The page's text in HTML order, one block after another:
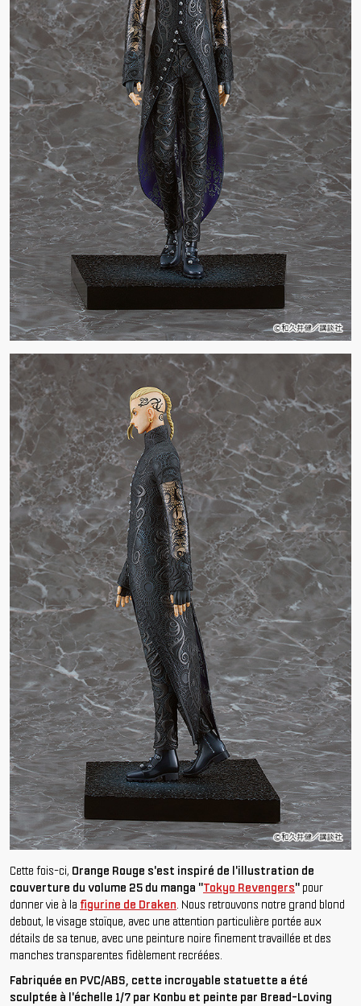
Cette fois-ci, Orange Rouge s'est inspiré de l'illustration de
couverture du volume 25 du manga "Tokyo Revengers" pour
donner vie à la figurine de Draken. Nous retrouvons notre grand blond
debout, le visage stoïque, avec une attention particulière portée aux
détails de sa tenue, avec une peinture noire finement travaillée et des
manches transparentes fidèlement recréées.
Fabriquée en PVC/ABS, cette incroyable statuette a été
sculptée à l'échelle 1/7 par Konbu et peinte par Bread-Loving